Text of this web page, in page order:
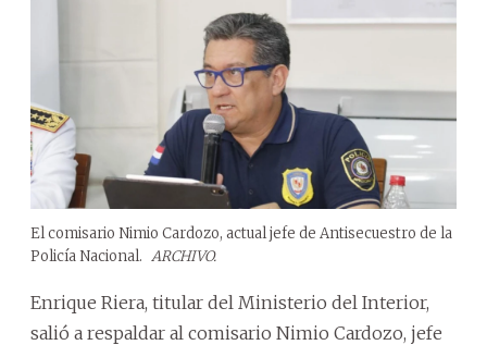
El comisario Nimio Cardozo, actual jefe de Antisecuestro de la
Policía Nacional. ARCHIVO.
Enrique Riera, titular del Ministerio del Interior,
salió a respaldar al comisario Nimio Cardozo, jefe